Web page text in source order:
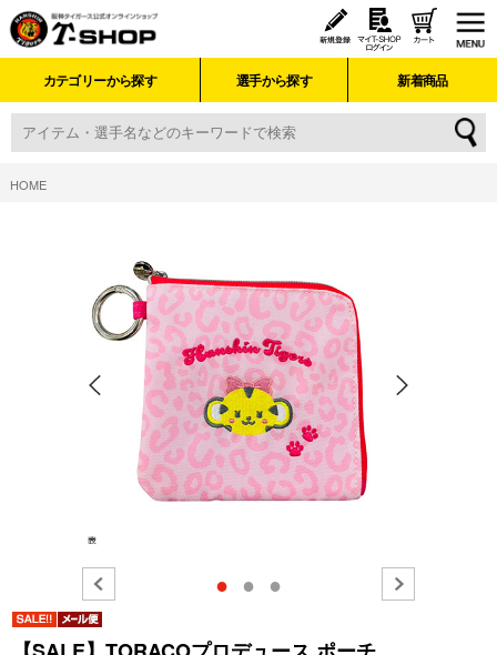
カテゴリーから探す 選手から探す 新着商品
HOME
● ● ●